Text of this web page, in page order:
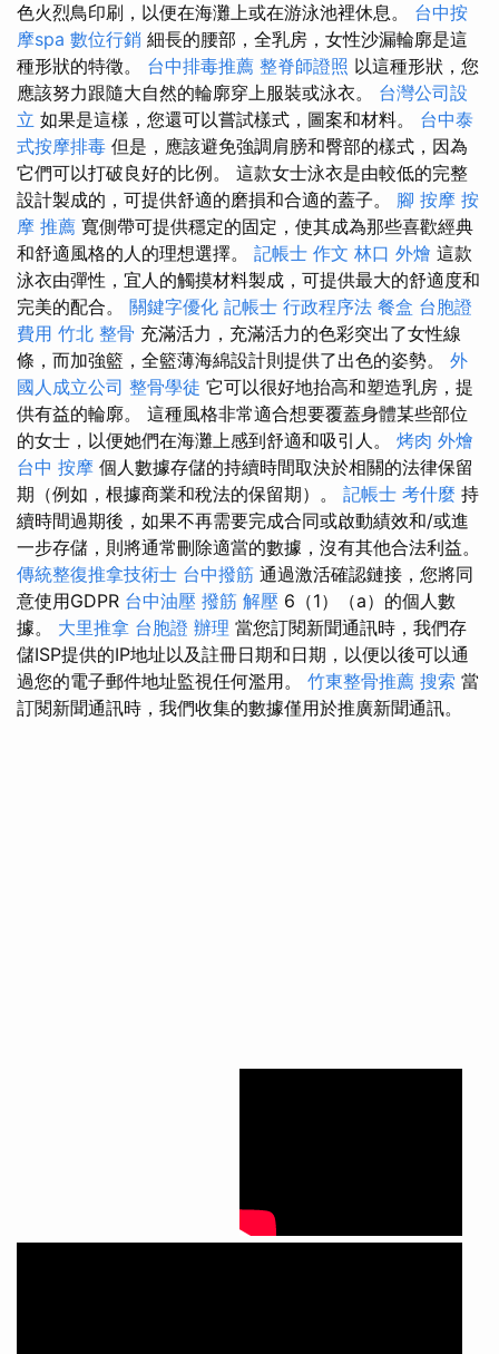
色火烈鳥印刷，以便在海灘上或在游泳池裡休息。 台中按
摩spa 數位行銷 細長的腰部，全乳房，女性沙漏輪廓是這
種形狀的特徵。 台中排毒推薦 整脊師證照 以這種形狀，您
應該努力跟隨大自然的輪廓穿上服裝或泳衣。 台灣公司設
立 如果是這樣，您還可以嘗試樣式，圖案和材料。 台中泰
式按摩排毒 但是，應該避免強調肩膀和臀部的樣式，因為
它們可以打破良好的比例。 這款女士泳衣是由較低的完整
設計製成的，可提供舒適的磨損和合適的蓋子。 腳 按摩 按
摩 推薦 寬側帶可提供穩定的固定，使其成為那些喜歡經典
和舒適風格的人的理想選擇。 記帳士 作文 林口 外燴 這款
泳衣由彈性，宜人的觸摸材料製成，可提供最大的舒適度和
完美的配合。 關鍵字優化 記帳士 行政程序法 餐盒 台胞證
費用 竹北 整骨 充滿活力，充滿活力的色彩突出了女性線
條，而加強籃，全籃薄海綿設計則提供了出色的姿勢。 外
國人成立公司 整骨學徒 它可以很好地抬高和塑造乳房，提
供有益的輪廓。 這種風格非常適合想要覆蓋身體某些部位
的女士，以便她們在海灘上感到舒適和吸引人。 烤肉 外燴
台中 按摩 個人數據存儲的持續時間取決於相關的法律保留
期（例如，根據商業和稅法的保留期）。 記帳士 考什麼 持
續時間過期後，如果不再需要完成合同或啟動績效和/或進
一步存儲，則將通常刪除適當的數據，沒有其他合法利益。
傳統整復推拿技術士 台中撥筋 通過激活確認鏈接，您將同
意使用GDPR 台中油壓 撥筋 解壓 6（1）（a）的個人數
據。 大里推拿 台胞證 辦理 當您訂閱新聞通訊時，我們存
儲ISP提供的IP地址以及註冊日期和日期，以便以後可以通
過您的電子郵件地址監視任何濫用。 竹東整骨推薦 搜索 當
訂閱新聞通訊時，我們收集的數據僅用於推廣新聞通訊。